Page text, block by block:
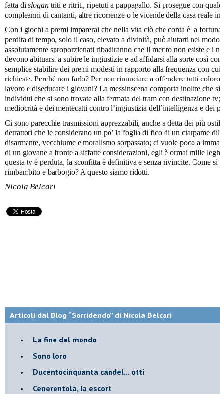
fatta di slogan triti e ritriti, ripetuti a pappagallo. Si prosegue con
compleanni di cantanti, altre ricorrenze o le vicende della casa reale
Con i giochi a premi imparerai che nella vita ciò che conta è la
perdita di tempo, solo il caso, elevato a divinità, può aiutarti nel
assolutamente sproporzionati ribadiranno che il merito non esiste e i
devono abituarsi a subire le ingiustizie e ad affidarsi alla sorte così
semplice stabilire dei premi modesti in rapporto alla frequenza con
richieste. Perché non farlo? Per non rinunciare a offendere tutti
lavoro e diseducare i giovani? La messinscena comporta inoltre che
individui che si sono trovate alla fermata del tram con destinazione
mediocrità e dei mentecatti contro l’ingiustizia dell’intelligenza e dei
Ci sono parecchie trasmissioni apprezzabili, anche a detta dei più
detrattori che le considerano un po’ la foglia di fico di un ciarpame
disarmante, vecchiume e moralismo sorpassato; ci vuole poco a
di un giovane a fronte a siffatte considerazioni, egli è ormai mille
questa tv è perduta, la sconfitta è definitiva e senza rivincite. Come
rimbambito e barbogio? A questo siamo ridotti.
Nicola Belcari
Articoli dal Blog “Sorridendo” di Nicola Belcari
La fine del mondo
Sono loro
Ducentocinquanta candel... otti
Cenerentola, la escort